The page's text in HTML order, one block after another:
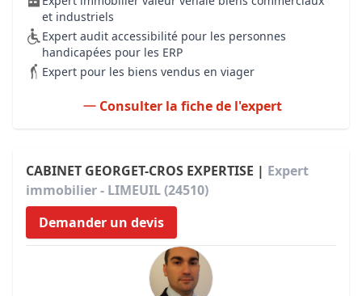
et industriels
Expert audit accessibilité pour les personnes
handicapées pour les ERP
Expert pour les biens vendus en viager
Consulter la fiche de l'expert
CABINET GEORGET-CROS EXPERTISE | Expert
immobilier - LIMEUIL (24510)
Demander un devis